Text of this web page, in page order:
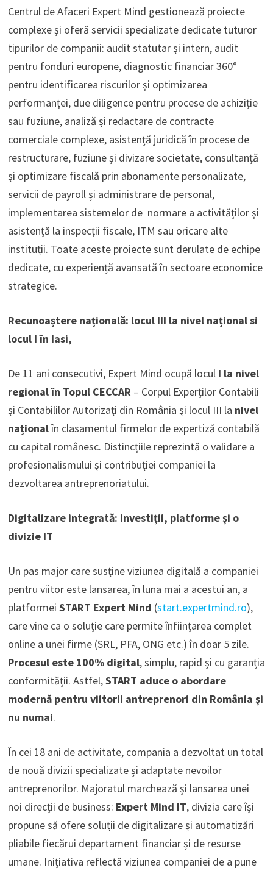
Centrul de Afaceri Expert Mind gestionează proiecte
complexe și oferă servicii specializate dedicate tuturor
tipurilor de companii: audit statutar și intern, audit
pentru fonduri europene, diagnostic financiar 360°
pentru identificarea riscurilor și optimizarea
performanței, due diligence pentru procese de achiziție
sau fuziune, analiză și redactare de contracte
comerciale complexe, asistență juridică în procese de
restructurare, fuziune și divizare societate, consultanță
și optimizare fiscală prin abonamente personalizate,
servicii de payroll și administrare de personal,
implementarea sistemelor de normare a activităților și
asistență la inspecții fiscale, ITM sau oricare alte
instituții. Toate aceste proiecte sunt derulate de echipe
dedicate, cu experiență avansată în sectoare economice
strategice.
Recunoaștere națională: locul III la nivel național si
locul I în Iasi,
De 11 ani consecutivi, Expert Mind ocupă locul I la nivel
regional în Topul CECCAR – Corpul Experților Contabili
și Contabililor Autorizați din România și locul III la nivel
naționalîn clasamentul firmelor de expertiză contabilă
cu capital românesc. Distincțiile reprezintă o validare a
profesionalismului și contribuției companiei la
dezvoltarea antreprenoriatului.
Digitalizare integrată: investiții, platforme și o
divizie IT
Un pas major care susține viziunea digitală a companiei
pentru viitor este lansarea, în luna mai a acestui an, a
platformei START Expert Mind (start.expertmind.ro),
care vine ca o soluție care permite înființarea complet
online a unei firme (SRL, PFA, ONG etc.) în doar 5 zile.
Procesul este 100% digital, simplu, rapid și cu garanția
conformității. Astfel,START aduce o abordare
modernă pentru viitorii antreprenori din România și
nu numai.
În cei 18 ani de activitate, compania a dezvoltat un total
de nouă divizii specializate și adaptate nevoilor
antreprenorilor. Majoratul marchează și lansarea unei
noi direcții de business: Expert Mind IT, divizia care își
propune să ofere soluții de digitalizare și automatizări
pliabile fiecărui departament financiar și de resurse
umane. Inițiativa reflectă viziunea companiei de a pune